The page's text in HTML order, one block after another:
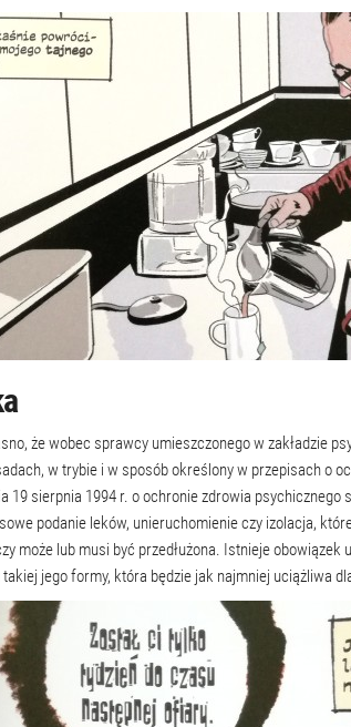
że wobec sprawcy umieszczonego w zakładzie
w trybie i w sposób określony w przepisach o
19 sierpnia 1994 r. o ochronie zdrowia
podanie leków, unieruchomienie czy izolacja,
może lub musi być przedłużona. Istnieje
jego formy, która będzie jak najmniej uciążliwa